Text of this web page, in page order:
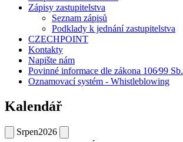
Zápisy zastupitelstva
Seznam zápisů
Podklady k jednání zastupitelstva
CZECHPOINT
Kontakty
Napište nám
Povinné informace dle zákona 106⁄99 Sb.
Oznamovací systém - Whistleblowing
Kalendář
Srpen2026